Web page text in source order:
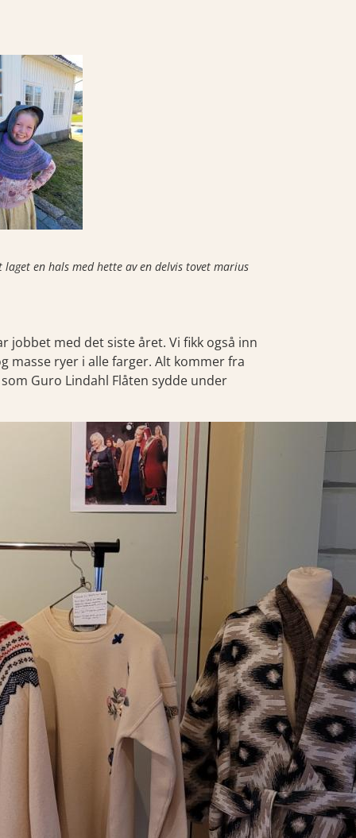
laget en hals med hette av en delvis tovet marius
jobbet med det siste året. Vi fikk også inn
masse ryer i alle farger. Alt kommer fra
Guro Lindahl Flåten sydde under